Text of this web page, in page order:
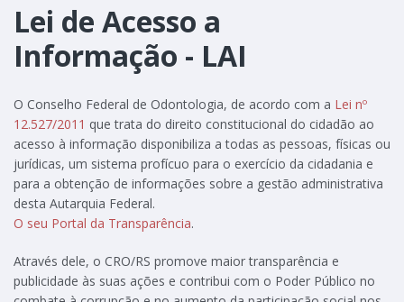
Lei de Acesso a
Informação - LAI
O Conselho Federal de Odontologia, de acordo com a Lei nº
12.527/2011 que trata do direito constitucional do cidadão ao
acesso à informação disponibiliza a todas as pessoas, físicas ou
jurídicas, um sistema profícuo para o exercício da cidadania e
para a obtenção de informações sobre a gestão administrativa
desta Autarquia Federal.
O seu Portal da Transparência.
Através dele, o CRO/RS promove maior transparência e
publicidade às suas ações e contribui com o Poder Público no